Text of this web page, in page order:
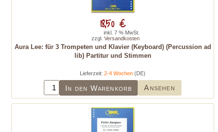
Aura Lee: für 3 Trompeten und Klavier (Keyboard) (Percussion ad
lib) Partitur und Stimmen
Lieferzeit: 2-4 Wochen (DE)
In den Warenkorb Ansehen
18,50 €
inkl. 7 % MwSt.
zzgl. Versandkosten